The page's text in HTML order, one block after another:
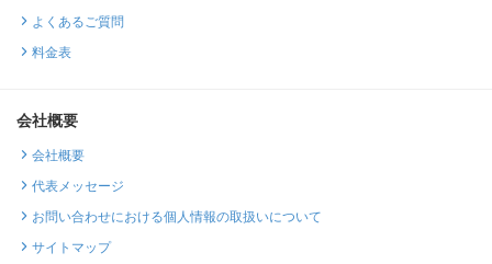
よくあるご質問
料金表
会社概要
会社概要
代表メッセージ
お問い合わせにおける個人情報の取扱いについて
サイトマップ